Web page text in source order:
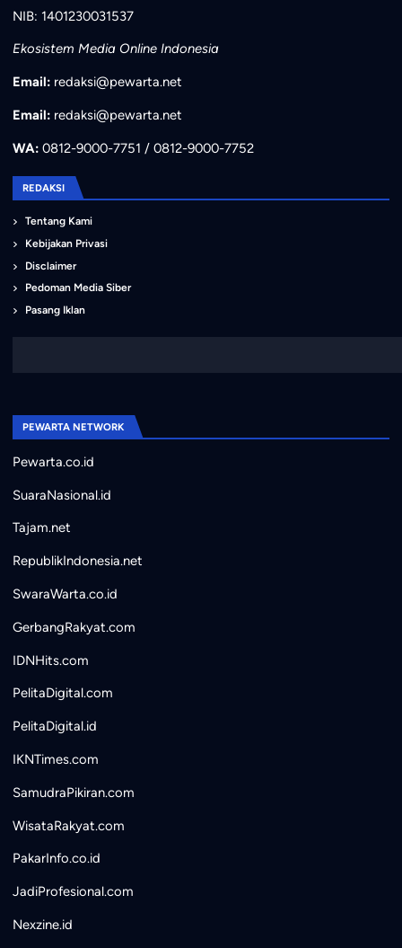
NIB: 1401230031537
Ekosistem Media Online Indonesia
Email: redaksi@pewarta.net
Email: redaksi@pewarta.net
WA:0812-9000-7751 / 0812-9000-7752
REDAKSI
Tentang Kami
Kebijakan Privasi
Disclaimer
Pedoman Media Siber
Pasang Iklan
PEWARTA NETWORK
Pewarta.co.id
SuaraNasional.id
Tajam.net
RepublikIndonesia.net
SwaraWarta.co.id
GerbangRakyat.com
IDNHits.com
PelitaDigital.com
PelitaDigital.id
IKNTimes.com
SamudraPikiran.com
WisataRakyat.com
PakarInfo.co.id
JadiProfesional.com
Nexzine.id